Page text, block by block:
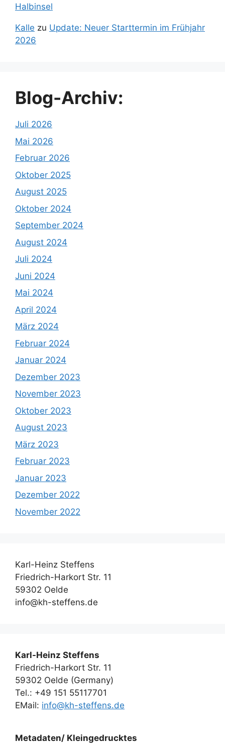
Halbinsel
Kalle zu Update: Neuer Starttermin im Frühjahr
2026
Blog-Archiv:
Juli 2026
Mai 2026
Februar 2026
Oktober 2025
August 2025
Oktober 2024
September 2024
August 2024
Juli 2024
Juni 2024
Mai 2024
April 2024
März 2024
Februar 2024
Januar 2024
Dezember 2023
November 2023
Oktober 2023
August 2023
März 2023
Februar 2023
Januar 2023
Dezember 2022
November 2022
Karl-Heinz Steffens
Friedrich-Harkort Str. 11
59302 Oelde
info@kh-steffens.de
Karl-Heinz Steffens
Friedrich-Harkort Str. 11
59302 Oelde (Germany)
Tel.: +49 151 55117701
EMail: info@kh-steffens.de
Metadaten/ Kleingedrucktes